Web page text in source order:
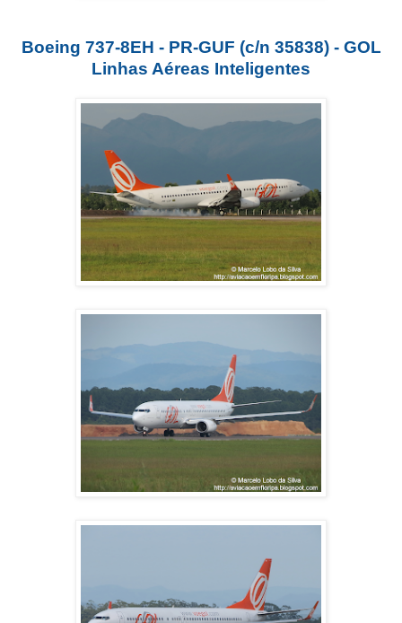
Boeing 737-8EH - PR-GUF (c/n 35838) - GOL
Linhas Aéreas Inteligentes